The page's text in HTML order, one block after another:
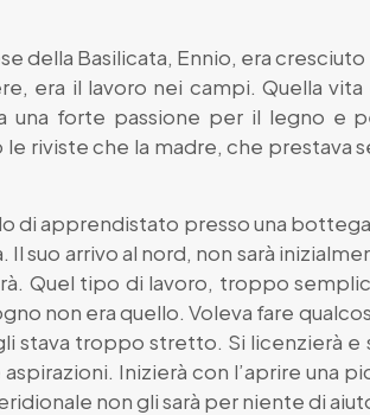
della Basilicata, Ennio, era
era il lavoro nei campi. Quella
una forte passione per il legno e
riviste che la madre, che
di apprendistato presso una
Il suo arrivo al nord, non sarà
Quel tipo di lavoro, troppo
non era quello. Voleva fare
stava troppo stretto. Si licenzierà
aspirazioni. Inizierà con l’aprire
non gli sarà per niente di